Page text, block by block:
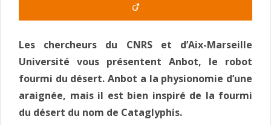
Les chercheurs du CNRS et d’Aix-Marseille
Université vous présentent Anbot, le robot
fourmi du désert. Anbot a la physionomie d’une
araignée, mais il est bien inspiré de la fourmi
du désert du nom de Cataglyphis.